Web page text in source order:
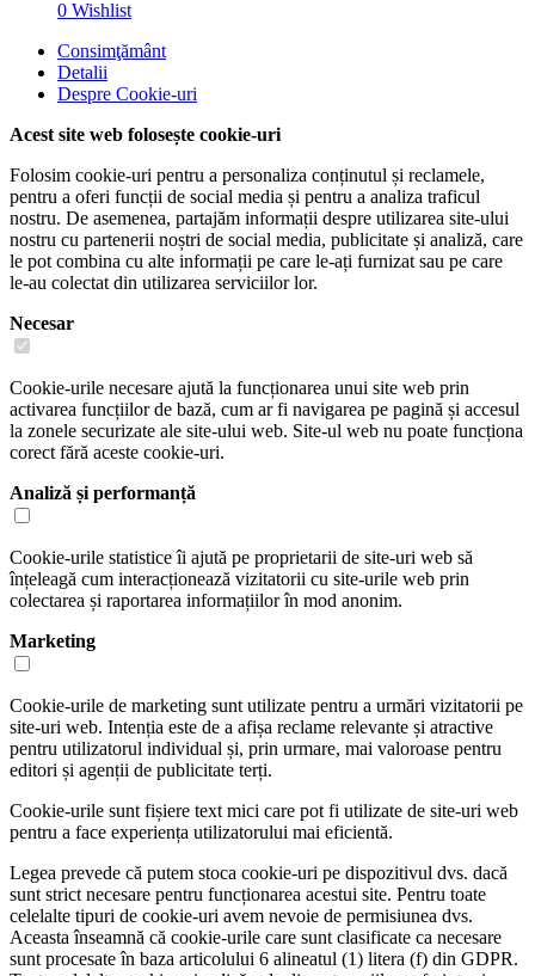
0 Wishlist
Consimţământ
Detalii
Despre Cookie-uri
Acest site web folosește cookie-uri
Folosim cookie-uri pentru a personaliza conținutul și reclamele,
pentru a oferi funcții de social media și pentru a analiza traficul
nostru. De asemenea, partajăm informații despre utilizarea site-ului
nostru cu partenerii noștri de social media, publicitate și analiză, care
le pot combina cu alte informații pe care le-ați furnizat sau pe care
le-au colectat din utilizarea serviciilor lor.
Necesar
Cookie-urile necesare ajută la funcționarea unui site web prin
activarea funcțiilor de bază, cum ar fi navigarea pe pagină și accesul
la zonele securizate ale site-ului web. Site-ul web nu poate funcționa
corect fără aceste cookie-uri.
Analiză și performanță
Cookie-urile statistice îi ajută pe proprietarii de site-uri web să
înțeleagă cum interacționează vizitatorii cu site-urile web prin
colectarea și raportarea informațiilor în mod anonim.
Marketing
Cookie-urile de marketing sunt utilizate pentru a urmări vizitatorii pe
site-uri web. Intenția este de a afișa reclame relevante și atractive
pentru utilizatorul individual și, prin urmare, mai valoroase pentru
editori și agenții de publicitate terți.
Cookie-urile sunt fișiere text mici care pot fi utilizate de site-uri web
pentru a face experiența utilizatorului mai eficientă.
Legea prevede că putem stoca cookie-uri pe dispozitivul dvs. dacă
sunt strict necesare pentru funcționarea acestui site. Pentru toate
celelalte tipuri de cookie-uri avem nevoie de permisiunea dvs.
Aceasta înseamnă că cookie-urile care sunt clasificate ca necesare
sunt procesate în baza articolului 6 alineatul (1) litera (f) din GDPR.